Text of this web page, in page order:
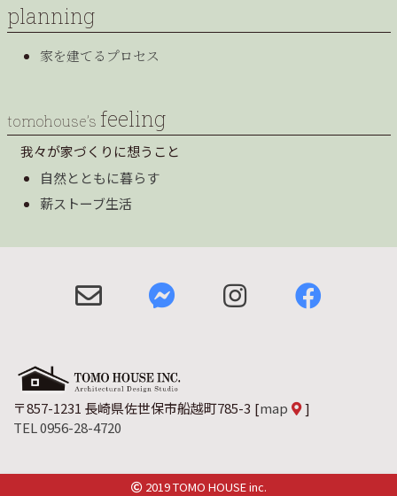
planning
家を建てるプロセス
tomohouse’s feeling
我々が家づくりに想うこと
自然とともに暮らす
薪ストーブ生活
〒857-1231 長崎県佐世保市船越町785-3 [map
]
TEL 0956-28-4720
2019 TOMO HOUSE inc.